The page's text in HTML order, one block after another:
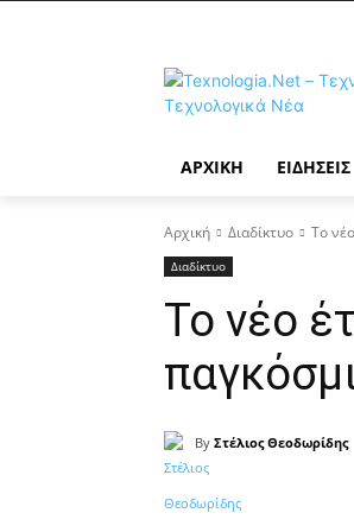
ΑΡΧΙΚΉ ΕΙΔΉΣΕΙΣ
Αρχική Διαδίκτυο Το
Διαδίκτυο
Το νέο
By Στέλιος Θεοδωρίδης
Κοινοποίηση